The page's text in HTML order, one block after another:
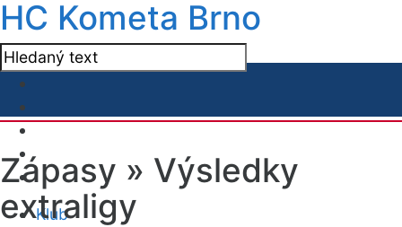
HC Kometa Brno
Klub
Zápasy » Výsledky
extraligy